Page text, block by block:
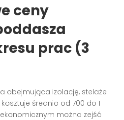
ceny
prac (3
obejmująca izolację, stelaże
średnio od 700 do 1
ekonomicznym można zejść